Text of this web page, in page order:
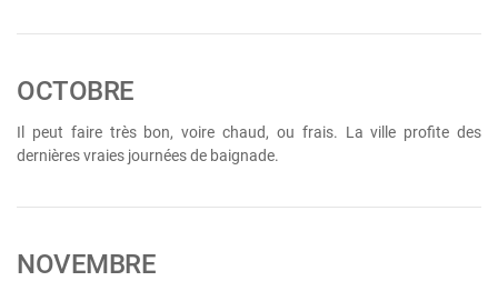
OCTOBRE
Il peut faire très bon, voire chaud, ou frais. La ville profite des
dernières vraies journées de baignade.
NOVEMBRE